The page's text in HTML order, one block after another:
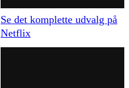
Se det komplette udvalg på
Netflix